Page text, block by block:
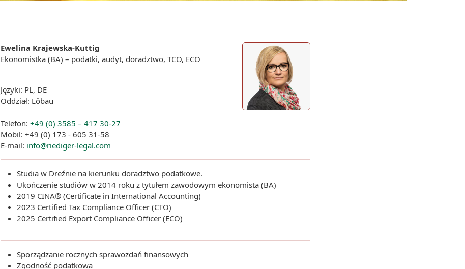
Ewelina Krajewska-Kuttig
Ekonomistka (BA) – podatki, audyt, doradztwo, TCO, ECO
Języki: PL, DE
Oddział: Löbau
Telefon: +49 (0) 3585 – 417 30-27
Mobil: +49 (0) 173 - 605 31-58
E-mail: info@riediger-legal.com
Studia w Dreźnie na kierunku doradztwo podatkowe.
Ukończenie studiów w 2014 roku z tytułem zawodowym ekonomista (BA)
2019 CINA® (Certificate in International Accounting)
2023 Certified Tax Compliance Officer (CTO)
2025 Certified Export Compliance Officer (ECO)
Sporządzanie rocznych sprawozdań finansowych
Zgodność podatkowa